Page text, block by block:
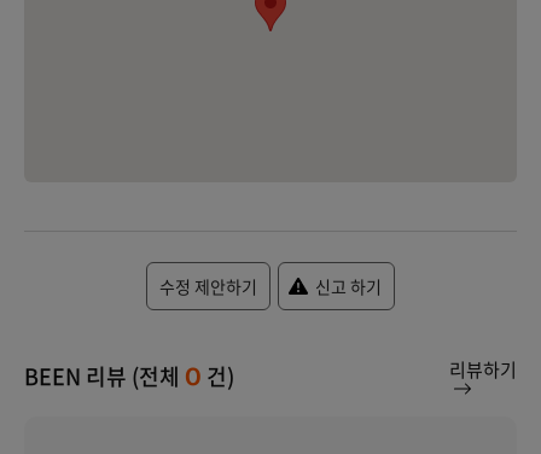
수정 제안하기 신고 하기
BEEN 리뷰 (전체 0 건) 리뷰하기